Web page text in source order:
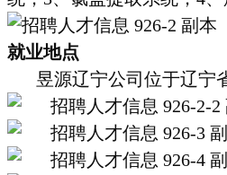
就业地点
昱源辽宁公司位于辽宁